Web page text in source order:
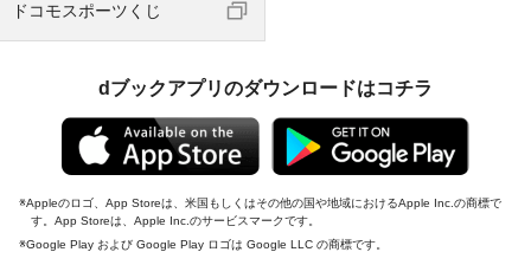
ドコモスポーツくじ
dブックアプリのダウンロードはコチラ
Appleのロゴ、App Storeは、米国もしくはその他の国や地域におけるApple Inc.の商標で
す。App Storeは、Apple Inc.のサービスマークです。
Google Play および Google Play ロゴは Google LLC の商標です。